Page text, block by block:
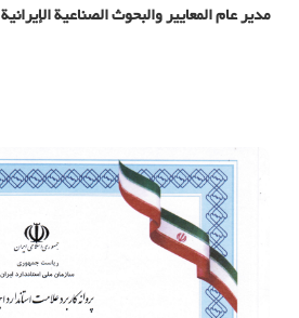
مدیر عام المعايير والبحوث الصناعية الإيرانية